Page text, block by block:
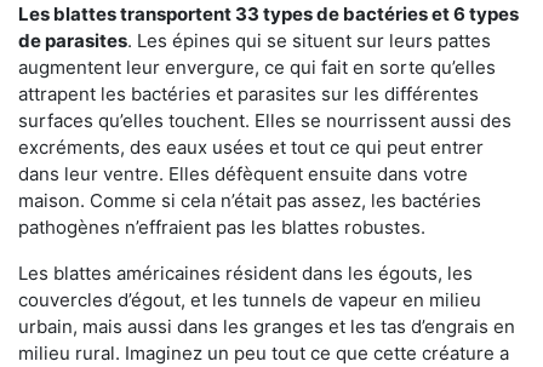
Les blattes transportent 33 types de bactéries et 6 types
de parasites. Les épines qui se situent sur leurs pattes
augmentent leur envergure, ce qui fait en sorte qu’elles
attrapent les bactéries et parasites sur les différentes
surfaces qu’elles touchent. Elles se nourrissent aussi des
excréments, des eaux usées et tout ce qui peut entrer
dans leur ventre. Elles défèquent ensuite dans votre
maison. Comme si cela n’était pas assez, les bactéries
pathogènes n’effraient pas les blattes robustes.
Les blattes américaines résident dans les égouts, les
couvercles d’égout, et les tunnels de vapeur en milieu
urbain, mais aussi dans les granges et les tas d’engrais en
milieu rural. Imaginez un peu tout ce que cette créature a